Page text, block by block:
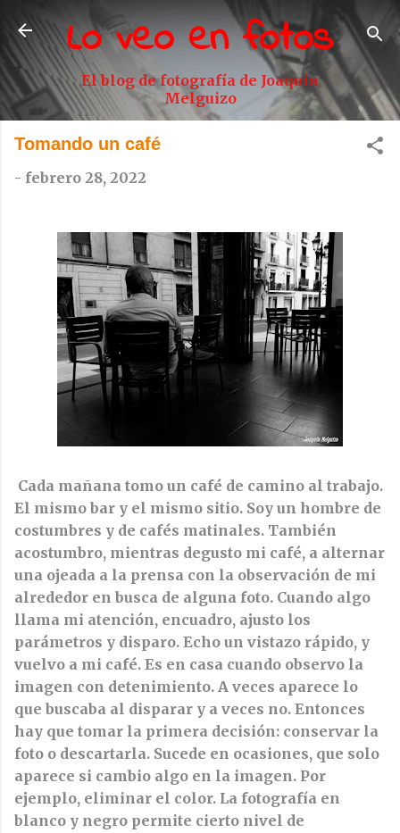
Ir al contenido principal
Lo veo en fotos
El blog de fotografía de Joaquín
Melguizo
Tomando un café
- febrero 28, 2022
Cada mañana tomo un café de camino al trabajo.
El mismo bar y el mismo sitio. Soy un hombre de
costumbres y de cafés matinales. También
acostumbro, mientras degusto mi café, a alternar
una ojeada a la prensa con la observación de mi
alrededor en busca de alguna foto. Cuando algo
llama mi atención, encuadro, ajusto los
parámetros y disparo. Echo un vistazo rápido, y
vuelvo a mi café. Es en casa cuando observo la
imagen con detenimiento. A veces aparece lo
que buscaba al disparar y a veces no. Entonces
hay que tomar la primera decisión: conservar la
foto o descartarla. Sucede en ocasiones, que solo
aparece si cambio algo en la imagen. Por
ejemplo, eliminar el color. La fotografía en
blanco y negro permite cierto nivel de